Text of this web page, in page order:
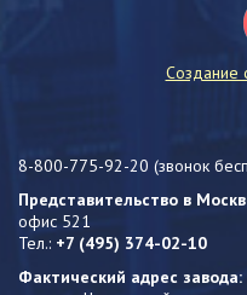
Создание
8-800-775-92-20 (звонок
Представительство в
офис 521
Тел.: +7 (495) 374-02-10
Фактический адрес завода: